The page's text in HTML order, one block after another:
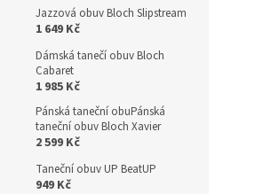
Jazzová obuv Bloch Slipstream
1 649 Kč
Dámská tanečí obuv Bloch
Cabaret
1 985 Kč
Pánská taneční obuPánská
taneční obuv Bloch Xavier
2 599 Kč
Taneční obuv UP BeatUP
949 Kč